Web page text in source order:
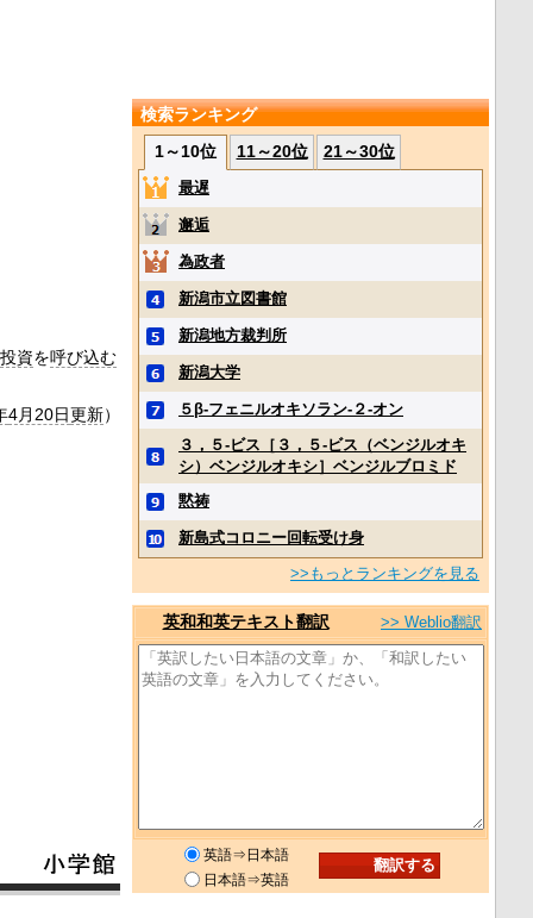
資を呼び込む
4月20日更新）
検索ランキング
1～10位
11～20位 21～30位
最遅
邂逅
為政者
新潟市立図書館
新潟地方裁判所
新潟大学
５β‐フェニルオキソラン‐２‐オン
３，５‐ビス［３，５‐ビス（ベンジルオキ
シ）ベンジルオキシ］ベンジルブロミド
黙祷
新島式コロニー回転受け身
>>もっとランキングを見る
英和和英テキスト翻訳 >> Weblio翻訳
英語⇒日本語
日本語⇒英語